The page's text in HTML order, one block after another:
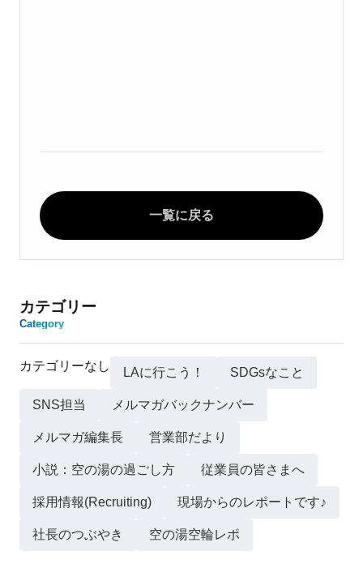
一覧に戻る
カテゴリー
Category
カテゴリーなし LAに行こう！ SDGsなこと
SNS担当 メルマガバックナンバー
メルマガ編集長 営業部だより
小説：空の湯の過ごし方 従業員の皆さまへ
採用情報(Recruiting) 現場からのレポートです♪
社長のつぶやき 空の湯空輪レポ